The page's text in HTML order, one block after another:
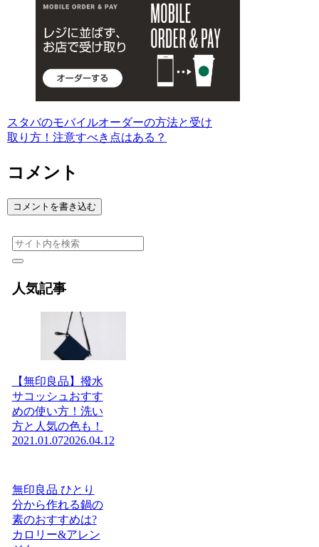
スタバのモバイルオーダーの方法と受け
取り方！注意すべき点はある？
コメント
コメントを書き込む
人気記事
【無印良品】撥水
サコッシュおすす
めの使い方！洗い
方と人気の色も！
2021.01.072026.04.12
無印良品 ひとり
分から作れる鍋の
素のおすすめは?
カロリー&アレン